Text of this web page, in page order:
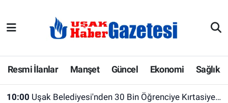
Resmi İlanlar Manşet Güncel Ekonomi Sağlık
10:00 Uşak Belediyesi'nden 30 Bin Öğrenciye Kırtasiye Desteği
E-Gazete
Ekonomi
Uşak Hava Durumu
Uşak Trafik Yoğunluk Haritası
Süper Lig Puan Durumu ve Fikstür